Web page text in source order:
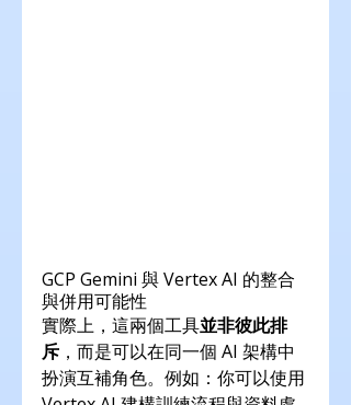
GCP Gemini 與 Vertex AI 的整合
與併用可能性
實際上，這兩個工具並非彼此排
斥 ，而是可以在同一個 AI 架構中
扮演互補角色。例如：你可以使用